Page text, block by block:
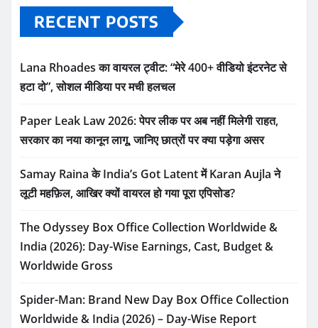
RECENT POSTS
Lana Rhoades का वायरल ट्वीट: “मेरे 400+ वीडियो इंटरनेट से
हटा दो”, सोशल मीडिया पर मची हलचल
Paper Leak Law 2026: पेपर लीक पर अब नहीं मिलेगी राहत,
सरकार का नया कानून लागू, जानिए छात्रों पर क्या पड़ेगा असर
Samay Raina के India’s Got Latent में Karan Aujla ने
लूटी महफ़िल, आखिर क्यों वायरल हो गया पूरा एपिसोड?
The Odyssey Box Office Collection Worldwide &
India (2026): Day-Wise Earnings, Cast, Budget &
Worldwide Gross
Spider-Man: Brand New Day Box Office Collection
Worldwide & India (2026) – Day-Wise Report